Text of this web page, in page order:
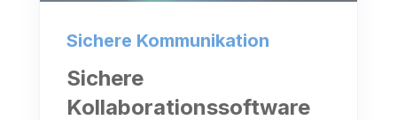
Sichere Kommunikation
Sichere
Kollaborationssoftware